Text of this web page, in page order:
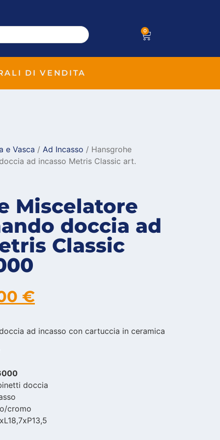
0
DI VENDITA
e Vasca / Ad Incasso / Hansgrohe
ad incasso Metris Classic art.
Miscelatore
doccia ad
Classic
€
ad incasso con cartuccia in ceramica
doccia
cromo